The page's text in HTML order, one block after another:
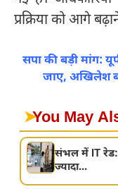
प्रक्रिया को आगे
सपा की बड़ी मांग:
जाए, अखिलेश
➤You May
संभल में IT रेड:
ज्यादा...